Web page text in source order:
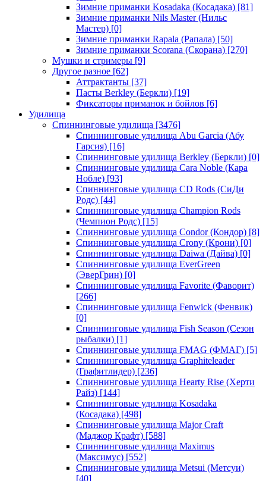
Зимние приманки Kosadaka (Косадака) [81]
Зимние приманки Nils Master (Нильс
Мастер) [0]
Зимние приманки Rapala (Рапала) [50]
Зимние приманки Scorana (Скорана) [270]
Мушки и стримеры [9]
Другое разное [62]
Аттрактанты [37]
Пасты Berkley (Беркли) [19]
Фиксаторы приманок и бойлов [6]
Удилища
Спиннинговые удилища [3476]
Спиннинговые удилища Abu Garcia (Абу
Гарсия) [16]
Спиннинговые удилища Berkley (Беркли) [0]
Спиннинговые удилища Cara Noble (Кара
Нобле) [93]
Спиннинговые удилища CD Rods (СиДи
Родс) [44]
Спиннинговые удилища Champion Rods
(Чемпион Родс) [15]
Спиннинговые удилища Condor (Кондор) [8]
Спиннинговые удилища Crony (Крони) [0]
Спиннинговые удилища Daiwa (Дайва) [0]
Спиннинговые удилища EverGreen
(ЭверГрин) [0]
Спиннинговые удилища Favorite (Фаворит)
[266]
Спиннинговые удилища Fenwick (Фенвик)
[0]
Спиннинговые удилища Fish Season (Сезон
рыбалки) [1]
Спиннинговые удилища FMAG (ФМАГ) [5]
Спиннинговые удилища Graphiteleader
(Графитлидер) [236]
Спиннинговые удилища Hearty Rise (Херти
Райз) [144]
Спиннинговые удилища Kosadaka
(Косадака) [498]
Спиннинговые удилища Major Craft
(Маджор Крафт) [588]
Спиннинговые удилища Maximus
(Максимус) [552]
Спиннинговые удилища Metsui (Метсуи)
[40]